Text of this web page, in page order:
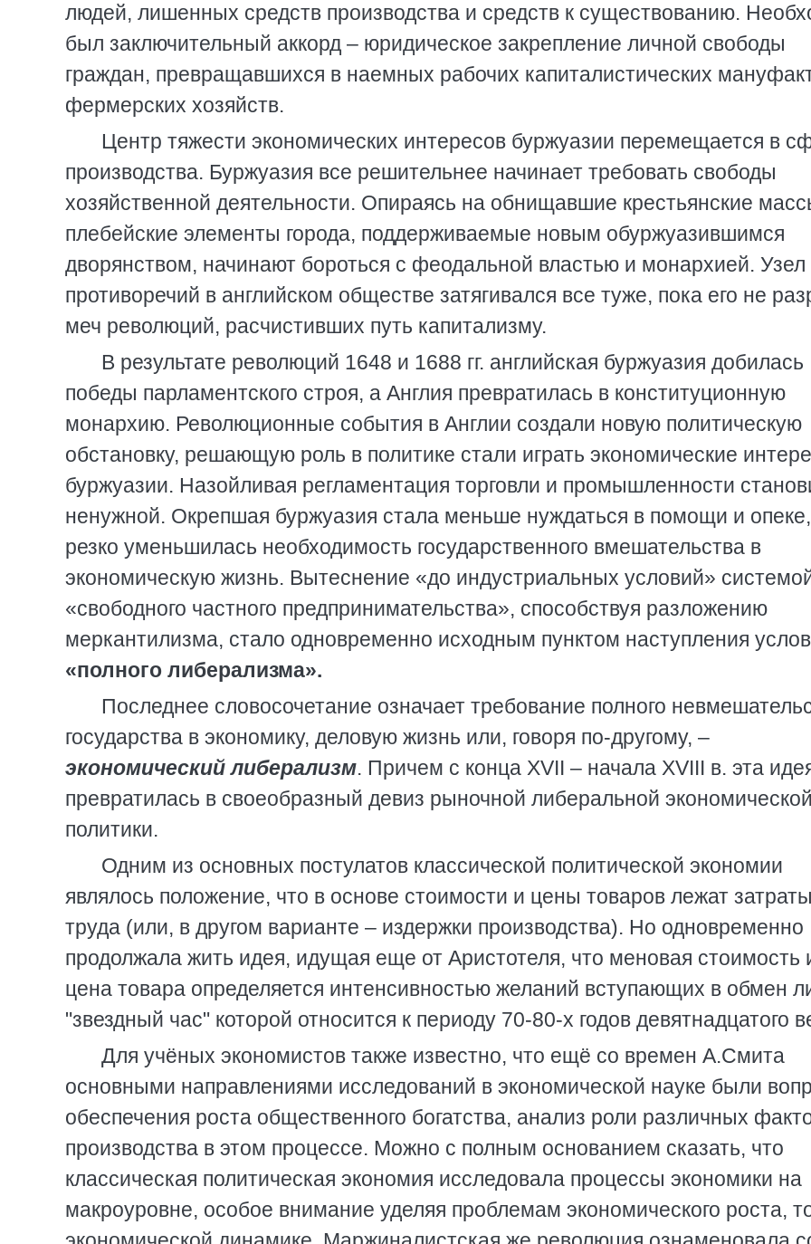
людей, лишенных средств производства и средств к существованию.
был заключительный аккорд – юридическое закрепление личной свободы
граждан, превращавшихся в наемных рабочих капиталистических
фермерских хозяйств.
Центр тяжести экономических интересов буржуазии перемещается в
производства. Буржуазия все решительнее начинает требовать свободы
хозяйственной деятельности. Опираясь на обнищавшие крестьянские
плебейские элементы города, поддерживаемые новым обуржуазившимся
дворянством, начинают бороться с феодальной властью и монархией. Узел
противоречий в английском обществе затягивался все туже, пока его не
меч революций, расчистивших путь капитализму.
В результате революций 1648 и 1688 гг. английская буржуазия добилась
победы парламентского строя, а Англия превратилась в конституционную
монархию. Революционные события в Англии создали новую политическую
обстановку, решающую роль в политике стали играть экономические
буржуазии. Назойливая регламентация торговли и промышленности
ненужной. Окрепшая буржуазия стала меньше нуждаться в помощи и опеке,
резко уменьшилась необходимость государственного вмешательства в
экономическую жизнь. Вытеснение «до индустриальных условий»
«свободного частного предпринимательства», способствуя разложению
меркантилизма, стало одновременно исходным пунктом наступления
«полного либерализма».
Последнее словосочетание означает требование полного
государства в экономику, деловую жизнь или, говоря по-другому, –
экономический либерализм. Причем с конца XVII – начала XVIII в. эта
превратилась в своеобразный девиз рыночной либеральной экономической
политики.
Одним из основных постулатов классической политической экономии
являлось положение, что в основе стоимости и цены товаров лежат затраты
труда (или, в другом варианте – издержки производства). Но одновременно
продолжала жить идея, идущая еще от Аристотеля, что меновая стоимость
цена товара определяется интенсивностью желаний вступающих в обмен
"звездный час" которой относится к периоду 70-80-х годов девятнадцатого
Для учёных экономистов также известно, что ещё со времен А.Смита
основными направлениями исследований в экономической науке были
обеспечения роста общественного богатства, анализ роли различных
производства в этом процессе. Можно с полным основанием сказать, что
классическая политическая экономия исследовала процессы экономики на
макроуровне, особое внимание уделяя проблемам экономического роста,